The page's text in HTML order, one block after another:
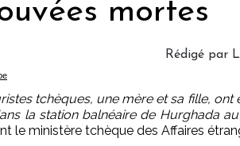
mortes
Rédigé par
tchèques, une mère et sa fille,
la station balnéaire de Hurghada
le ministère tchèque des Affaires